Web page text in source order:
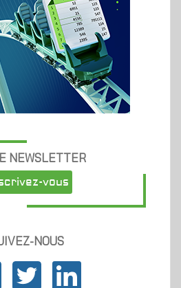
NEWSLETTER
vous
NOUS